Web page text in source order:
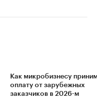
Как микробизнесу
оплату от зарубежных
заказчиков в 2026-м